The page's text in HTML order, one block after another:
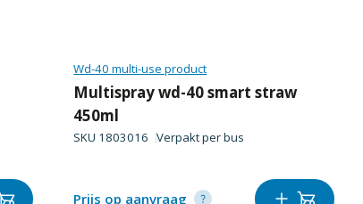
Wd-40 multi-use product
Multispray wd-40 smart straw
450ml
SKU 1803016 Verpakt perbus
Prijs op aanvraag